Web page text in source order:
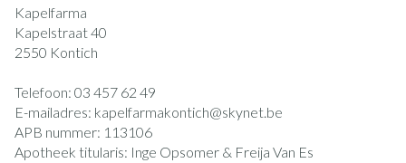
Kapelfarma
Kapelstraat 40
2550 Kontich
Telefoon: 03 457 62 49
E-mailadres: kapelfarmakontich@skynet.be
APB nummer: 113106
Apotheek titularis: Inge Opsomer & Freija Van Es